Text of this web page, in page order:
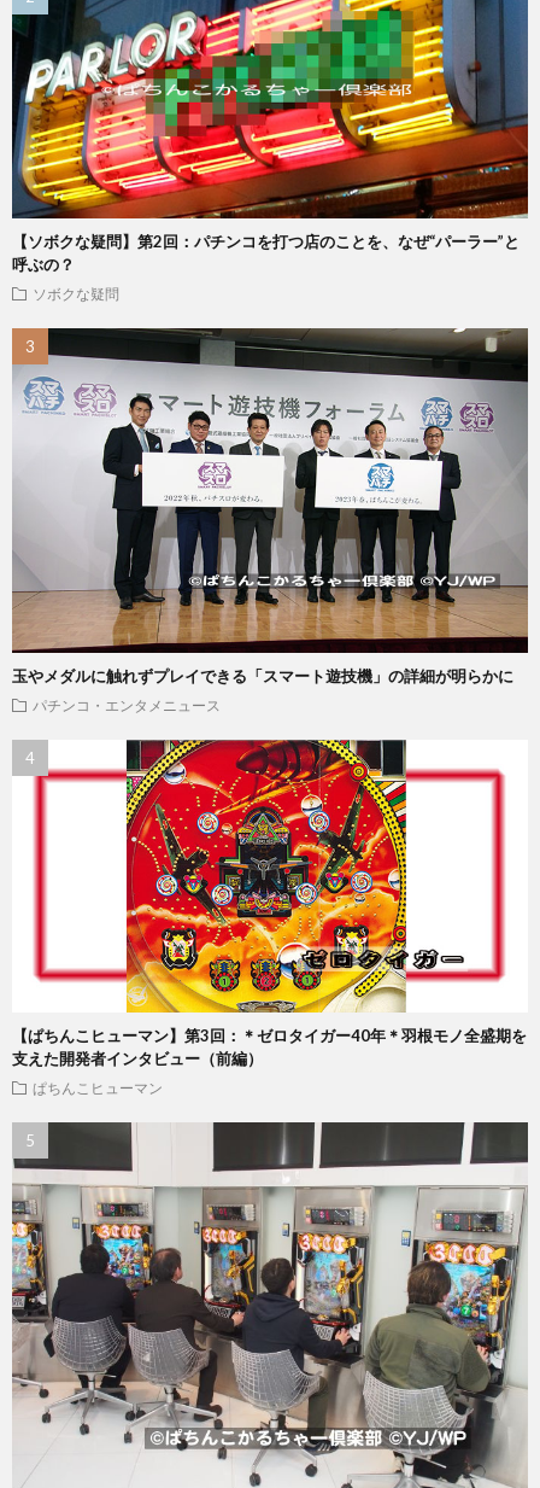
【ソボクな疑問】第2回：パチンコを打つ店のことを、なぜ“パーラー”と
呼ぶの？
ソボクな疑問
玉やメダルに触れずプレイできる「スマート遊技機」の詳細が明らかに
パチンコ・エンタメニュース
【ぱちんこヒューマン】第3回：＊ゼロタイガー40年＊羽根モノ全盛期を
支えた開発者インタビュー（前編）
ぱちんこヒューマン